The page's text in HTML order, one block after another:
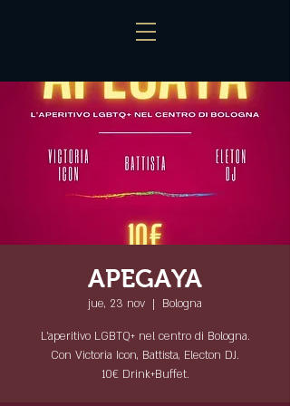
APEGAYA
jue, 23 nov
  |
Bologna
L'aperitivo LGBTQ+ nel centro di Bologna.
Con Victoria Icon, Battista, Electon DJ.
10€ Drink+Buffet.